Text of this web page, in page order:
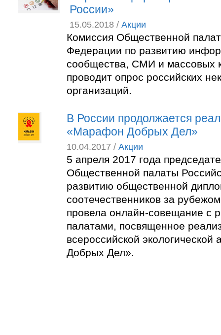
России»
15.05.2018 / Акции
Комиссия Общественной
Федерации по развитию
сообщества, СМИ и массовых
проводит опрос российских
организаций.
В России продолжается
«Марафон Добрых Дел»
10.04.2017 / Акции
5 апреля 2017 года
Общественной палаты
развитию общественной
соотечественников за
провела онлайн-совещание с
палатами, посвященное
всероссийской
Добрых Дел».